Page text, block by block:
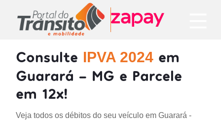
Consulte IPVA 2024 em
Guarará - MG e Parcele
em 12x!
Veja todos os débitos do seu veículo em Guarará -